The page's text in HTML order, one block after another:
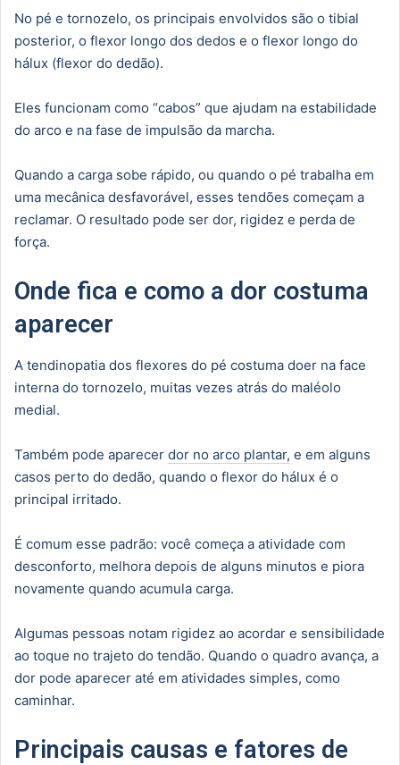
No pé e tornozelo, os principais envolvidos são o tibial
posterior, o flexor longo dos dedos e o flexor longo do
hálux (flexor do dedão).
Eles funcionam como “cabos” que ajudam na estabilidade
do arco e na fase de impulsão da marcha.
Quando a carga sobe rápido, ou quando o pé trabalha em
uma mecânica desfavorável, esses tendões começam a
reclamar. O resultado pode ser dor, rigidez e perda de
força.
Onde fica e como a dor costuma
aparecer
A tendinopatia dos flexores do pé costuma doer na face
interna do tornozelo, muitas vezes atrás do maléolo
medial.
Também pode aparecer dor no arco plantar, e em alguns
casos perto do dedão, quando o flexor do hálux é o
principal irritado.
É comum esse padrão: você começa a atividade com
desconforto, melhora depois de alguns minutos e piora
novamente quando acumula carga.
Algumas pessoas notam rigidez ao acordar e sensibilidade
ao toque no trajeto do tendão. Quando o quadro avança, a
dor pode aparecer até em atividades simples, como
caminhar.
Principais causas e fatores de